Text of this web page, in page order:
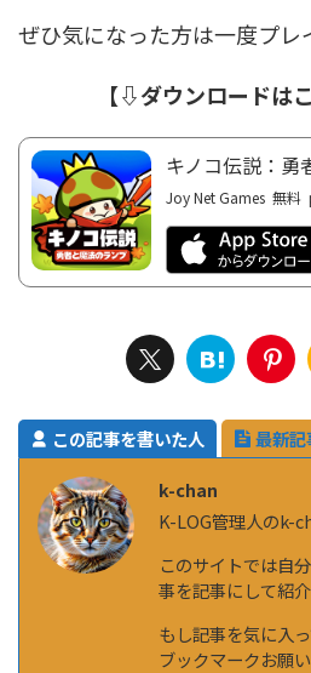
ぜひ気になった方は一度プレ
【⇩ダウンロードは
キノコ伝説：勇
Joy Net Games 無料
この記事を書いた人
最新記
k-chan
K-LOG管理人のk-
このサイトでは自
事を記事にして紹介
もし記事を気に入
ブックマークお願